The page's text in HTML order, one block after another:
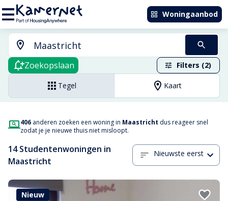
Woningaanbod
Zoekopslaan Filters (2)
Tegel Kaart
406 anderen zoeken een woning in Maastricht dus reageer snel
zodat je je nieuwe thuis niet misloopt.
14 Studentenwoningen in
Maastricht
Nieuwste eerst
Nieuw